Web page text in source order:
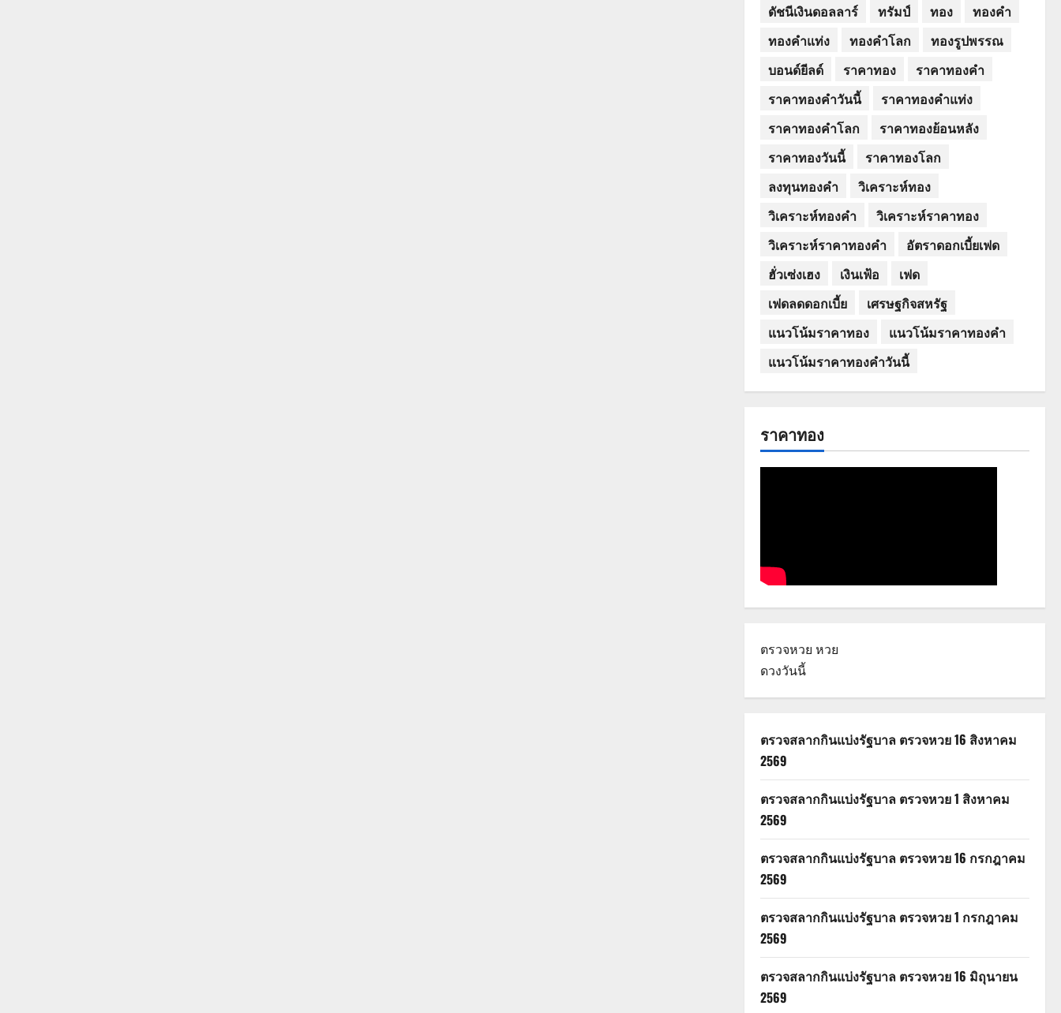
ดัชนีเงินดอลลาร์
ทรัมป์ ทอง
ทองคำ
ทองคำแท่ง
ทองคำโลก
ทองรูปพรรณ
บอนด์ยีลด์
ราคาทอง
ราคาทองคำ
ราคาทองคำวันนี้
ราคาทองคำแท่ง
ราคาทองคำโลก
ราคาทองย้อนหลัง
ราคาทองวันนี้
ราคาทองโลก
ลงทุนทองคำ
วิเคราะห์ทอง
วิเคราะห์ทองคำ
วิเคราะห์ราคาทอง
วิเคราะห์ราคาทองคำ
อัตราดอกเบี้ยเฟด
ฮั่วเซ่งเฮง
เงินเฟ้อ
เฟด
เฟดลดดอกเบี้ย
เศรษฐกิจสหรัฐ
แนวโน้มราคาทอง
แนวโน้มราคาทองคำ
แนวโน้มราคาทองคำวันนี้
ราคาทอง
ตรวจหวย หวย
ดวงวันนี้
ตรวจสลากกินแบ่งรัฐบาล ตรวจหวย 16 สิงหาคม
2569
ตรวจสลากกินแบ่งรัฐบาล ตรวจหวย 1 สิงหาคม
2569
ตรวจสลากกินแบ่งรัฐบาล ตรวจหวย 16 กรกฎาคม
2569
ตรวจสลากกินแบ่งรัฐบาล ตรวจหวย 1 กรกฎาคม
2569
ตรวจสลากกินแบ่งรัฐบาล ตรวจหวย 16 มิถุนายน
2569